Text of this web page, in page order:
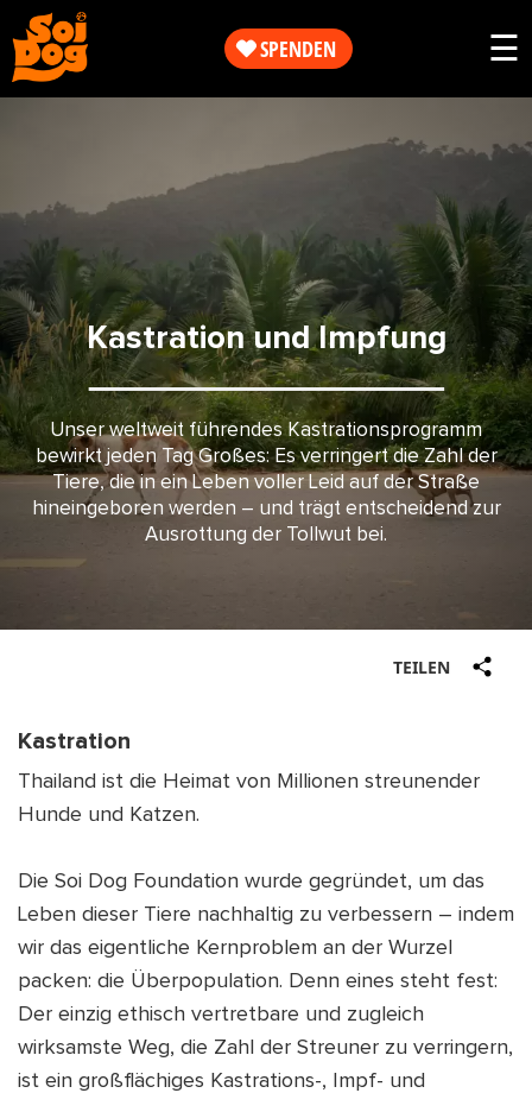
SPENDEN
Helfen
Sie
jetzt
Über
uns
DEU
☰
Arbeit
Über
uns
SHOP
Kastration und Impfung
Unser weltweit führendes Kastrationsprogramm
bewirkt jeden Tag Großes: Es verringert die Zahl der
Tiere, die in ein Leben voller Leid auf der Straße
hineingeboren werden – und trägt entscheidend zur
Ausrottung der Tollwut bei.
TEILEN
Kastration
Thailand ist die Heimat von Millionen streunender
Hunde und Katzen.
Die Soi Dog Foundation wurde gegründet, um das
Leben dieser Tiere nachhaltig zu verbessern – indem
wir das eigentliche Kernproblem an der Wurzel
packen: die Überpopulation. Denn eines steht fest:
Der einzig ethisch vertretbare und zugleich
wirksamste Weg, die Zahl der Streuner zu verringern,
ist ein großflächiges Kastrations-, Impf- und